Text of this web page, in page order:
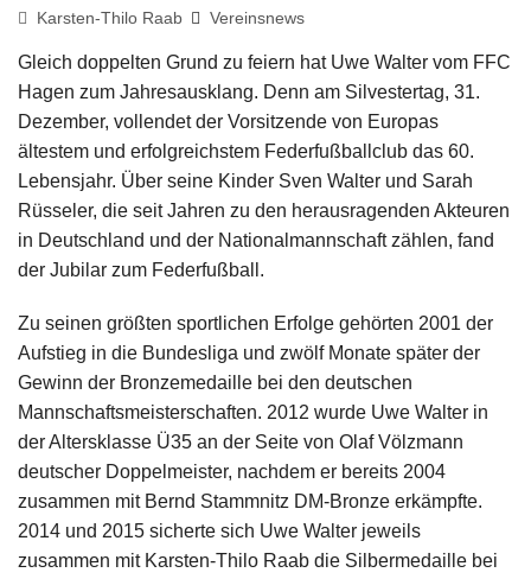
Karsten-Thilo Raab Vereinsnews
Gleich doppelten Grund zu feiern hat Uwe Walter vom FFC
Hagen zum Jahresausklang. Denn am Silvestertag, 31.
Dezember, vollendet der Vorsitzende von Europas
ältestem und erfolgreichstem Federfußballclub das 60.
Lebensjahr. Über seine Kinder Sven Walter und Sarah
Rüsseler, die seit Jahren zu den herausragenden Akteuren
in Deutschland und der Nationalmannschaft zählen, fand
der Jubilar zum Federfußball.
Zu seinen größten sportlichen Erfolge gehörten 2001 der
Aufstieg in die Bundesliga und zwölf Monate später der
Gewinn der Bronzemedaille bei den deutschen
Mannschaftsmeisterschaften. 2012 wurde Uwe Walter in
der Altersklasse Ü35 an der Seite von Olaf Völzmann
deutscher Doppelmeister, nachdem er bereits 2004
zusammen mit Bernd Stammnitz DM-Bronze erkämpfte.
2014 und 2015 sicherte sich Uwe Walter jeweils
zusammen mit Karsten-Thilo Raab die Silbermedaille bei